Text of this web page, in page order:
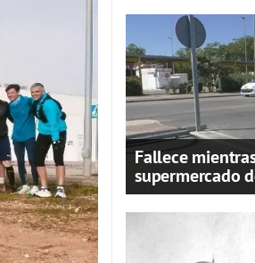
Fallece
supermercado